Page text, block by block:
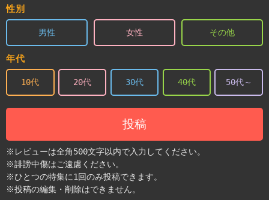
性別
男性 女性 その他
年代
10代 20代 30代 40代 50代～
投稿
※レビューは全角500文字以内で入力してください。
※誹謗中傷はご遠慮ください。
※ひとつの特集に1回のみ投稿できます。
※投稿の編集・削除はできません。